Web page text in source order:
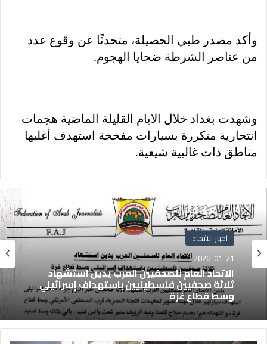
وأكد مصدر طبي الحصيلة، متحدثًا عن وقوع عدد
من عناصر الشرطة ضحايا الهجوم.
وشهدت بغداد خلال الايام القليلة الماضية هجمات
انتحارية متكررة بسيارات مفخخة استهدف أغلبها
مناطق ذات غالبية شيعية.
اخبار الاتحاد
2026-01-21
الاتحاد العام للصحفيين العرب يدين استشهاد
ثلاثة صحفيين فلسطينيين باستهداف إسرائيلي
وسط قطاع غزة